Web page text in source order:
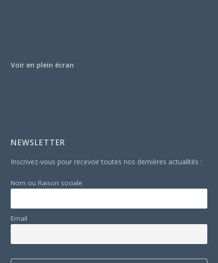
Voir en plein écran
NEWSLETTER
Inscrivez-vous pour recevoir toutes nos dernières actualités :
Nom ou Raison sociale
Email